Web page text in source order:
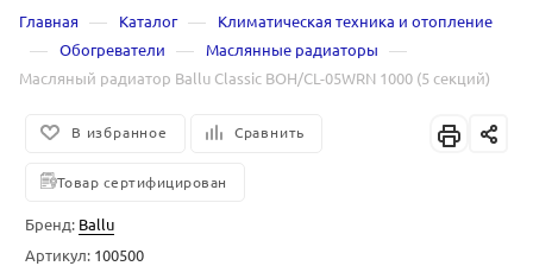
Главная — Каталог — Климатическая техника и отопление
— Обогреватели — Маслянные радиаторы —
Масляный радиатор Ballu Classic BOH/CL-05WRN 1000 (5 секций)
В избранное Сравнить
Товар сертифицирован
Бренд: Ballu
Артикул: 100500